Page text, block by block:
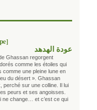
عودة الهدهد
Ghassan regorgent
comme les étoiles qui
comme une pleine lune en
du désert ». Ghassan
perché sur une colline. Il lui
peurs et ses angoisses.
ne change… et c’est ce qui